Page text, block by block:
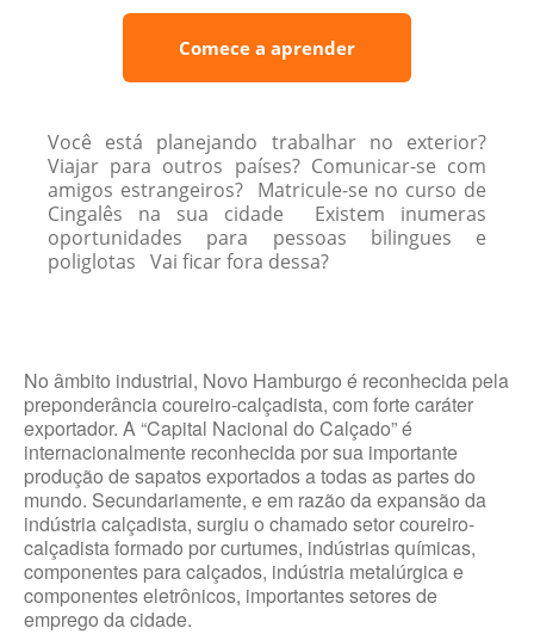
Comece a aprender
Você está planejando trabalhar no exterior?
Viajar para outros países? Comunicar-se com
amigos estrangeiros? Matricule-se no curso de
Cingalês na sua cidade Existem inumeras
oportunidades para pessoas bilingues e
poliglotas Vai ficar fora dessa?
No âmbito industrial, Novo Hamburgo é reconhecida pela
preponderância coureiro-calçadista, com forte caráter
exportador. A “Capital Nacional do Calçado” é
internacionalmente reconhecida por sua importante
produção de sapatos exportados a todas as partes do
mundo. Secundariamente, e em razão da expansão da
indústria calçadista, surgiu o chamado setor coureiro-
calçadista formado por curtumes, indústrias químicas,
componentes para calçados, indústria metalúrgica e
componentes eletrônicos, importantes setores de
emprego da cidade.